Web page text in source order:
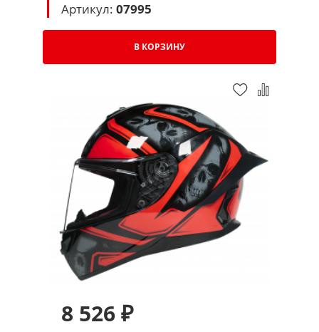
Артикул: 07995
В КОРЗИНУ
8 526 ₽